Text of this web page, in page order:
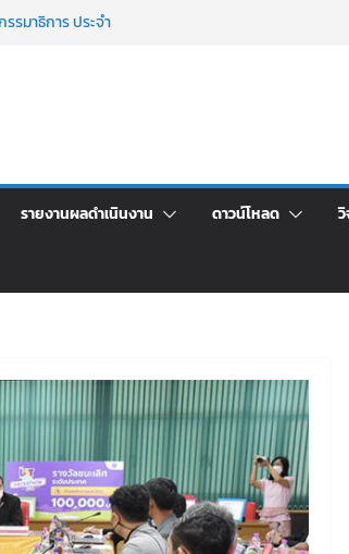
รมาธิการ ประจำ
ระโยชน์ และบำเพ็ญ
ว (รายวัน) สังกัด
งที่ 4 เปิดให้นักเรียน
รายงานผลดำเนินงาน ดาวน์โหลด